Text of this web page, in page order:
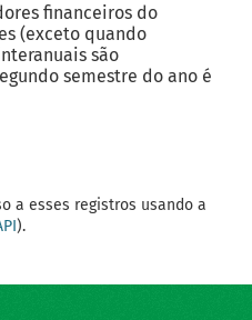
financeiros do
(exceto quando
são
semestre do ano é
a esses registros usando a
).